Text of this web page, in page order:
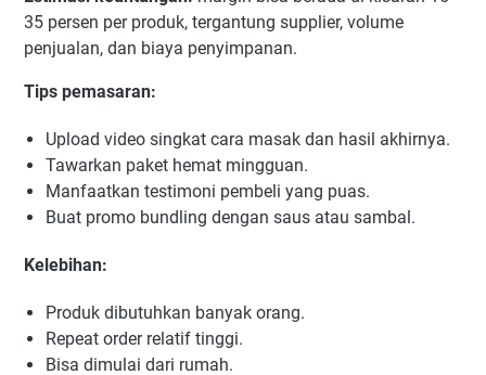
35 persen per produk, tergantung supplier, volume
penjualan, dan biaya penyimpanan.
Tips pemasaran:
Upload video singkat cara masak dan hasil akhirnya.
Tawarkan paket hemat mingguan.
Manfaatkan testimoni pembeli yang puas.
Buat promo bundling dengan saus atau sambal.
Kelebihan:
Produk dibutuhkan banyak orang.
Repeat order relatif tinggi.
Bisa dimulai dari rumah.